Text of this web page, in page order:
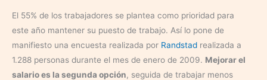
El 55% de los trabajadores se plantea como prioridad para
este año mantener su puesto de trabajo. Así lo pone de
manifiesto una encuesta realizada por Randstad realizada a
1.288 personas durante el mes de enero de 2009. Mejorar el
salario es la segunda opción, seguida de trabajar menos